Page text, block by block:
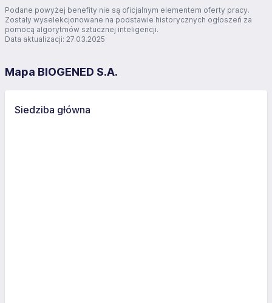
Podane powyżej benefity nie są oficjalnym elementem oferty pracy.
Zostały wyselekcjonowane na podstawie historycznych ogłoszeń za
pomocą algorytmów sztucznej inteligencji.
Data aktualizacji: 27.03.2025
Mapa BIOGENED S.A.
Siedziba główna